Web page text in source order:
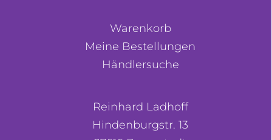
Warenkorb
Meine Bestellungen
Händlersuche
Reinhard Ladhoff
Hindenburgstr. 13